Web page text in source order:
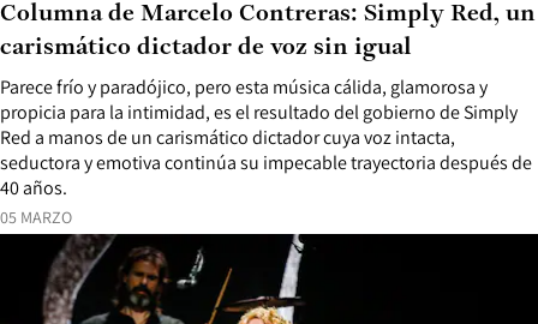
05 MARZO
Parece frío y paradójico, pero esta música cálida, glamorosa y
propicia para la intimidad, es el resultado del gobierno de Simply
Red a manos de un carismático dictador cuya voz intacta,
seductora y emotiva continúa su impecable trayectoria después de
40 años.
Columna de Marcelo Contreras: Simply Red, un
carismático dictador de voz sin igual